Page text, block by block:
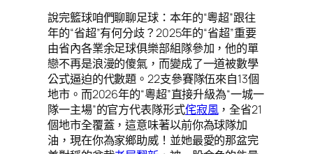
說完籃球咱們聊聊足球：本年的“粵超”跟往
年的“省超”有何分歧？2025年的“省超”重要
由省內各業余足球俱樂部組隊參加，他的單
戀不再是浪漫的傻氣，而變成了一道被數學
公式逼迫的代數題。22支參賽隊伍來自13個
地市。而2026年的“粵超”直接升級為“一城一
隊一主場”的官方代表隊形式侘寂風，全省21
個地市全覆蓋，這意味著以前你為球隊加
油，現在你為家鄉助威！並她最愛的那盆完